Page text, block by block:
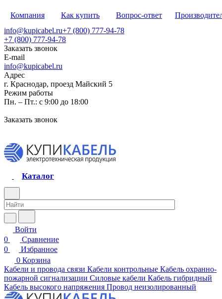
Компания Как купить Вопрос-ответ
info@kupicabel.ru+7 (800) 777-94-78
+7 (800) 777-94-78
Заказать звонок
E-mail
info@kupicabel.ru
Адрес
г. Краснодар, проезд Майский 5
Режим работы
Пн. – Пт.: с 9:00 до 18:00
Заказать звонок
Каталог
Войти
0
Сравнение
0
Избранное
0 Корзина
Кабели и провода связи Кабели контрольные Кабель охранно-
пожарной сигнализации Силовые кабели Кабель гибридный
Кабель высокого напряжения Провод неизолированный